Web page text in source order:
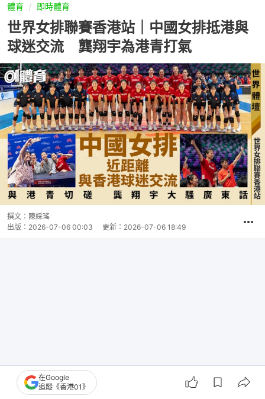
體育 即時體育
世界女排聯賽香港站｜中國女排抵港與
球迷交流 龔翔宇為港青打氣
撰文： 陳綵瑤
出版： 2026-07-06 00:03 更新： 2026-07-06 18:49
在Google
追蹤《香港01》